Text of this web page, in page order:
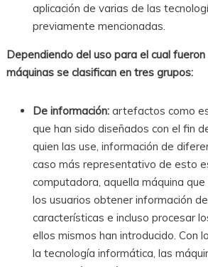
aplicación de varias de las
previamente mencionadas.
Dependiendo del uso para el cual
máquinas se clasifican en tres grupos:
De información:artefactos como
que han sido diseñados con el fin
quien las use, información de
caso más representativo de esto
computadora, aquella máquina
los usuarios obtener información
características e incluso procesar
ellos mismos han introducido. Con
la tecnología informática, las